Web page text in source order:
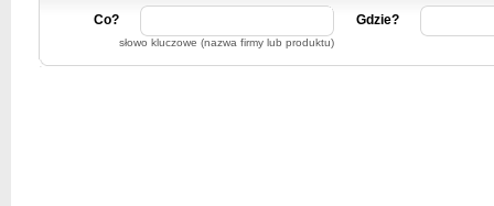
Co?
słowo kluczowe (nazwa firmy lub produktu)
Gdzie?